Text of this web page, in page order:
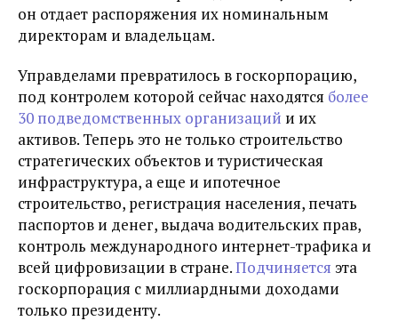
он отдает распоряжения их номинальным
директорам и владельцам.
Управделами превратилось в госкорпорацию,
под контролем которой сейчас находятся более
30 подведомственных организаций и их
активов. Теперь это не только строительство
стратегических объектов и туристическая
инфраструктура, а еще и ипотечное
строительство, регистрация населения, печать
паспортов и денег, выдача водительских прав,
контроль международного интернет-трафика и
всей цифровизации в стране.Подчиняется эта
госкорпорация с миллиардными доходами
только президенту.